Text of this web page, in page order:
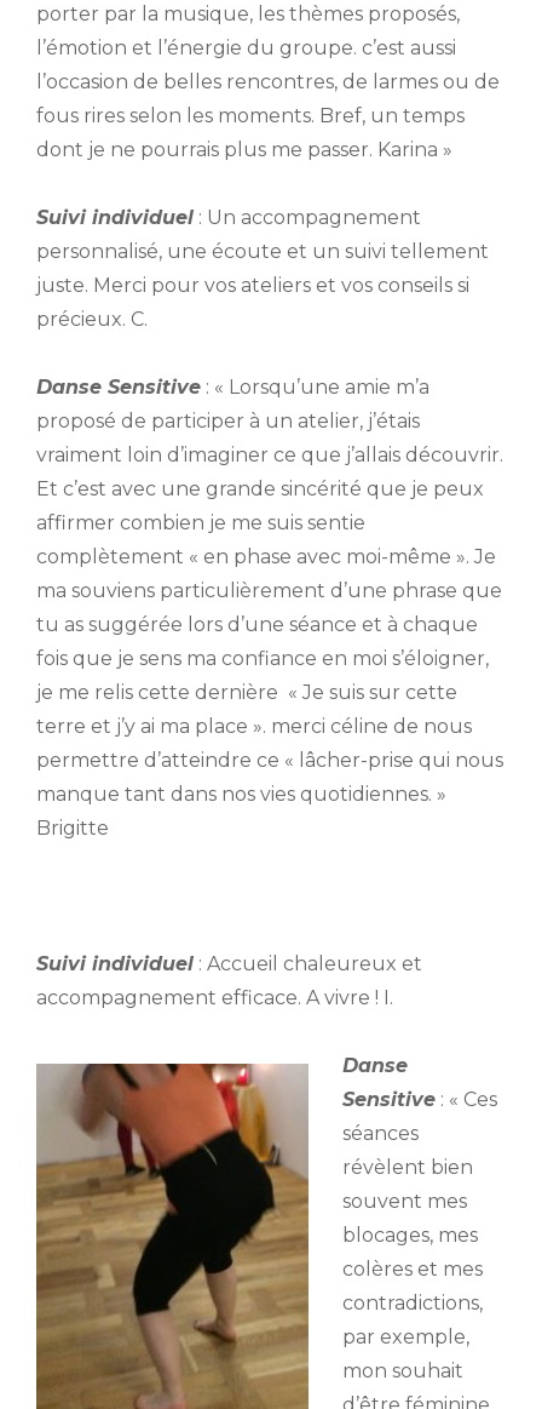
porter par la musique, les thèmes proposés,
l’émotion et l’énergie du groupe. c’est aussi
l’occasion de belles rencontres, de larmes ou de
fous rires selon les moments. Bref, un temps
dont je ne pourrais plus me passer. Karina »
Suivi individuel : Un accompagnement
personnalisé, une écoute et un suivi tellement
juste. Merci pour vos ateliers et vos conseils si
précieux. C.
Danse Sensitive : « Lorsqu’une amie m’a
proposé de participer à un atelier, j’étais
vraiment loin d’imaginer ce que j’allais découvrir.
Et c’est avec une grande sincérité que je peux
affirmer combien je me suis sentie
complètement « en phase avec moi-même ». Je
ma souviens particulièrement d’une phrase que
tu as suggérée lors d’une séance et à chaque
fois que je sens ma confiance en moi s’éloigner,
je me relis cette dernière « Je suis sur cette
terre et j’y ai ma place ». merci céline de nous
permettre d’atteindre ce « lâcher-prise qui nous
manque tant dans nos vies quotidiennes. »
Brigitte
Suivi individuel : Accueil chaleureux et
accompagnement efficace. A vivre ! I.
Danse
Sensitive : « Ces
séances
révèlent bien
souvent mes
blocages, mes
colères et mes
contradictions,
par exemple,
mon souhait